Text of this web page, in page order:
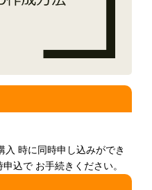
時に同時申し込みができ
込で お手続きください。